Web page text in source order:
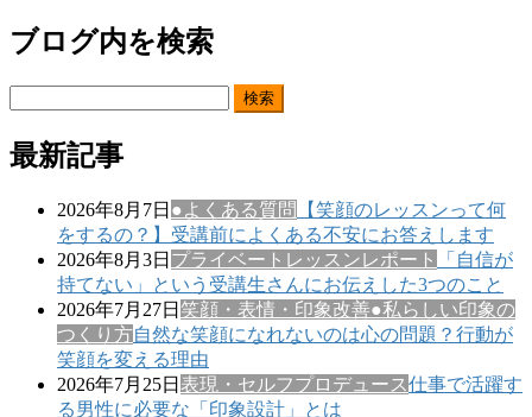
ブログ内を検索
最新記事
2026年8月7日 ●よくある質問
【笑顔のレッスンって何
をするの？】受講前によくある不安にお答えします
2026年8月3日 プライベートレッスンレポート
「自信が
持てない」という受講生さんにお伝えした3つのこと
2026年7月27日 笑顔・表情・印象改善●私らしい印象の
つくり方自然な笑顔になれないのは心の問題？行動が
笑顔を変える理由
2026年7月25日 表現・セルフプロデュース仕事で活躍す
る男性に必要な「印象設計」とは